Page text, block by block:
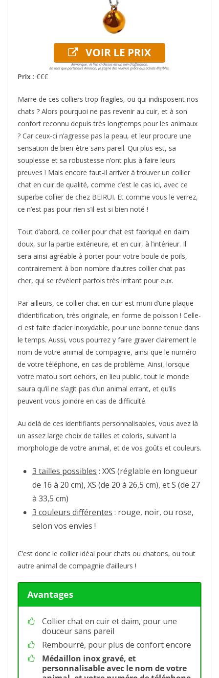
VOIR LE PRIX
Remarque : le lien ci-dessus est un lien d'affiliation.
En tant que partenaire Amazon, je gagne des revenus grâce aux achats éligibles.
Prix : €€€
Marre de ces colliers trop fragiles, ou qui indisposent nos
chats ? Alors pourquoi ne pas revenir au cuir, et à son
confort reconnu depuis très longtemps pour les animaux
? Car ceux-ci n’agresse pas la peau, et leur procure une
sensation de bien-être sans pareil. Qui plus est, sa
souplesse et sa robustesse n’ont plus à faire leurs
preuves ! Mais encore faut-il arriver à trouver un collier
chat en cuir de qualité, comme c’est le cas ici, avec ce
superbe collier de chez BEIRUI. Et comme vous le verrez,
ce n’est pas pour rien s’il est si bien noté !
Tout d’abord, ce collier pour chat est fabriqué en daim
doux, sur la partie extérieure, et en cuir, à l’intérieur. Il
sera ainsi agréable à porter pour votre boule de poils,
contrairement à bon nombre d’autres collier chat pas
cher, qui se révèlent parfois très irritant pour eux.
Par ailleurs, ce collier chat en cuir est muni d’une plaque
d’identification, très originale, en forme de poisson ! Celle-
ci est faite d’acier inoxydable, pour une bonne tenue dans
le temps. Aussi, vous pourrez y faire graver clairement le
nom de votre animal de compagnie, ainsi que le numéro
de votre téléphone, en cas de problème. Ainsi, lorsque
votre matou sort dehors, en lieu public, tout le monde
saura qu’il ne s’agit pas d’un animal errant, et qu’ils
peuvent vous joindre en cas de difficulté.
Au delà de ces identifiants personnalisables, vous avez là
un assez large choix de tailles et coloris, suivant la
morphologie de votre animal, et de vos goûts et couleurs.
3 tailles possibles : XXS (réglable en longueur
de 16 à 20 cm), XS (de 20 à 26,5 cm), et S (de 27
à 33,5 cm)
3 couleurs différentes : rouge, noir, ou rose,
selon vos envies !
C’est donc le collier idéal pour chats ou chatons, ou tout
autre animal de compagnie d’ailleurs !
Avantages
Collier chat en cuir et daim, pour une
douceur sans pareil
Rembourré, pour plus de confort encore
Médaillon inox gravé, et
personnalisable avec le nom de votre